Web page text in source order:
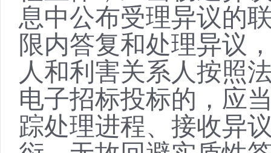
息中公布受理异议的
限内答复和处理异议
人和利害关系人按照
电子招标投标的，应
踪处理进程、接收异